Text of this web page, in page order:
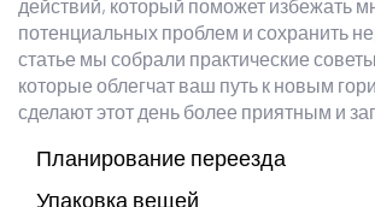
действий, который поможет избежать
потенциальных проблем и сохранить
статье мы собрали практические
которые облегчат ваш путь к новым
сделают этот день более приятным и
Планирование переезда
Упаковка вещей